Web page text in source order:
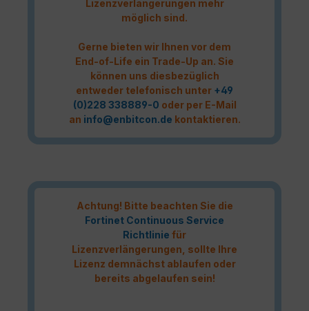
Lizenzverlängerungen mehr
möglich sind.
Gerne bieten wir Ihnen vor dem
End-of-Life ein Trade-Up an. Sie
können uns diesbezüglich
entweder telefonisch unter +49
(0)228 338889-0 oder per E-Mail
an info@enbitcon.de kontaktieren.
Achtung! Bitte beachten Sie die
Fortinet Continuous Service
Richtlinie für
Lizenzverlängerungen, sollte Ihre
Lizenz demnächst ablaufen oder
bereits abgelaufen sein!